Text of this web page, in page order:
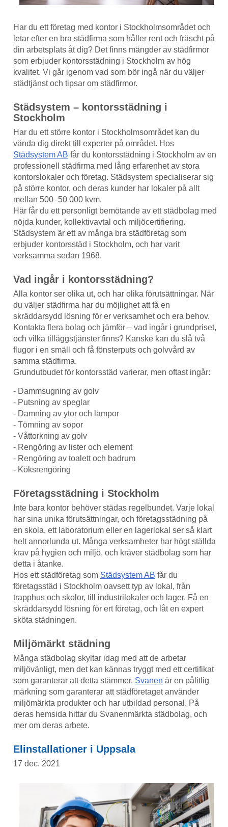
Har du ett företag med kontor i Stockholmsområdet och
letar efter en bra städfirma som håller rent och fräscht på
din arbetsplats åt dig? Det finns mängder av städfirmor
som erbjuder kontorsstädning i Stockholm av hög
kvalitet. Vi går igenom vad som bör ingå när du väljer
städtjänst och tipsar om städfirmor.
Städsystem – kontorsstädning i
Stockholm
Har du ett större kontor i Stockholmsområdet kan du
vända dig direkt till experter på området. Hos
Städsystem AB får du kontorsstädning i Stockholm av en
professionell städfirma med lång erfarenhet av stora
kontorslokaler och företag. Städsystem specialiserar sig
på större kontor, och deras kunder har lokaler på allt
mellan 500–50 000 kvm.
Här får du ett personligt bemötande av ett städbolag med
nöjda kunder, kollektivavtal och miljöcertifiering.
Städsystem är ett av många bra städföretag som
erbjuder kontorsstäd i Stockholm, och har varit
verksamma sedan 1968.
Vad ingår i kontorsstädning?
Alla kontor ser olika ut, och har olika förutsättningar. När
du väljer städfirma har du möjlighet att få en
skräddarsydd lösning för er verksamhet och era behov.
Kontakta flera bolag och jämför – vad ingår i grundpriset,
och vilka tilläggstjänster finns? Kanske kan du slå två
flugor i en smäll och få fönsterputs och golvvård av
samma städfirma.
Grundutbudet för kontorsstäd varierar, men oftast ingår:
- Dammsugning av golv
- Putsning av speglar
- Damning av ytor och lampor
- Tömning av sopor
- Våttorkning av golv
- Rengöring av lister och element
- Rengöring av toalett och badrum
- Köksrengöring
Företagsstädning i Stockholm
Inte bara kontor behöver städas regelbundet. Varje lokal
har sina unika förutsättningar, och företagsstädning på
en skola, ett laboratorium eller en lagerlokal ser så klart
helt annorlunda ut. Många verksamheter har högt ställda
krav på hygien och miljö, och kräver städbolag som har
detta i åtanke.
Hos ett städföretag som Städsystem AB får du
företagsstäd i Stockholm oavsett typ av lokal, från
trapphus och skolor, till industrilokaler och lager. Få en
skräddarsydd lösning för ert företag, och låt en expert
sköta städningen.
Miljömärkt städning
Många städbolag skyltar idag med att de arbetar
miljövänligt, men det kan kännas tryggt med ett certifikat
som garanterar att detta stämmer. Svanen är en pålitlig
märkning som garanterar att städföretaget använder
miljömärkta produkter och har utbildad personal. På
deras hemsida hittar du Svanenmärkta städbolag, och
mer om deras arbete.
Elinstallationer i Uppsala
17 dec. 2021